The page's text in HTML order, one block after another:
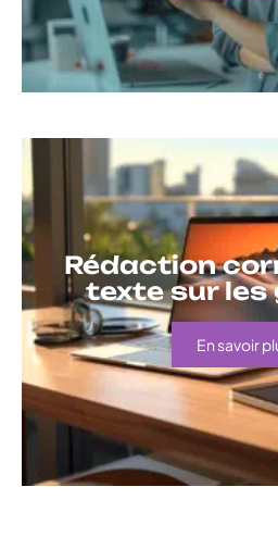
Rédaction
texte sur les
En savoir